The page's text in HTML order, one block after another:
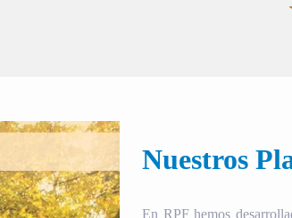
Nuestros
En RPF hemos